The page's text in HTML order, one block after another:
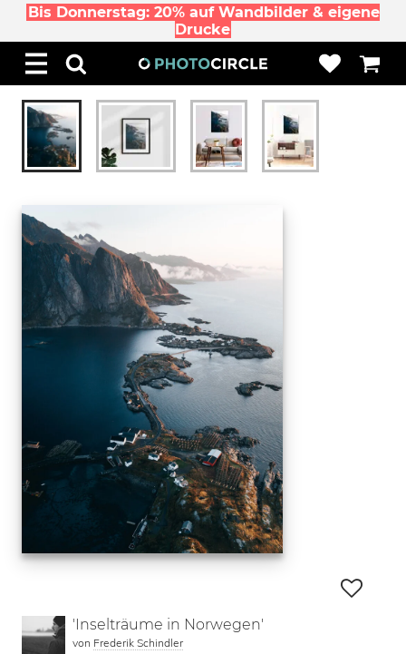
Bis Donnerstag: 20% auf Wandbilder & eigene
Drucke
'Inselträume in Norwegen'
von Frederik Schindler